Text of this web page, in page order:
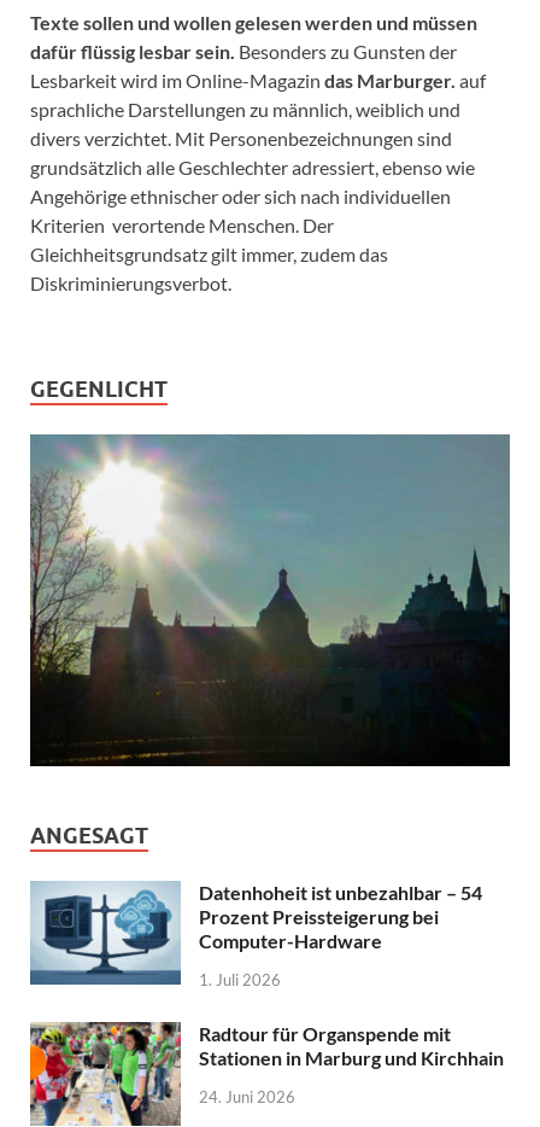
Texte sollen und wollen gelesen werden und müssen
dafür flüssig lesbar sein. Besonders zu Gunsten der
Lesbarkeit wird im Online-Magazin das Marburger. auf
sprachliche Darstellungen zu männlich, weiblich und
divers verzichtet. Mit Personenbezeichnungen sind
grundsätzlich alle Geschlechter adressiert, ebenso wie
Angehörige ethnischer oder sich nach individuellen
Kriterien verortende Menschen. Der
Gleichheitsgrundsatz gilt immer, zudem das
Diskriminierungsverbot.
GEGENLICHT
ANGESAGT
Datenhoheit ist unbezahlbar – 54
Prozent Preissteigerung bei
Computer-Hardware
1. Juli 2026
Radtour für Organspende mit
Stationen in Marburg und Kirchhain
24. Juni 2026